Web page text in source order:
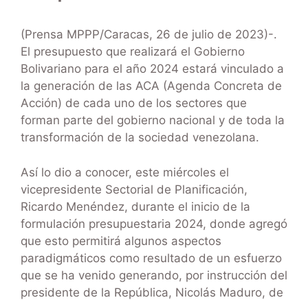
(Prensa MPPP/Caracas, 26 de julio de 2023)-.
El presupuesto que realizará el Gobierno
Bolivariano para el año 2024 estará vinculado a
la generación de las ACA (Agenda Concreta de
Acción) de cada uno de los sectores que
forman parte del gobierno nacional y de toda la
transformación de la sociedad venezolana.
Así lo dio a conocer, este miércoles el
vicepresidente Sectorial de Planificación,
Ricardo Menéndez, durante el inicio de la
formulación presupuestaria 2024, donde agregó
que esto permitirá algunos aspectos
paradigmáticos como resultado de un esfuerzo
que se ha venido generando, por instrucción del
presidente de la República, Nicolás Maduro, de